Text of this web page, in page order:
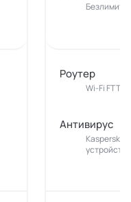
Роутер
Wi-Fi
Антивирус
Kaspersky